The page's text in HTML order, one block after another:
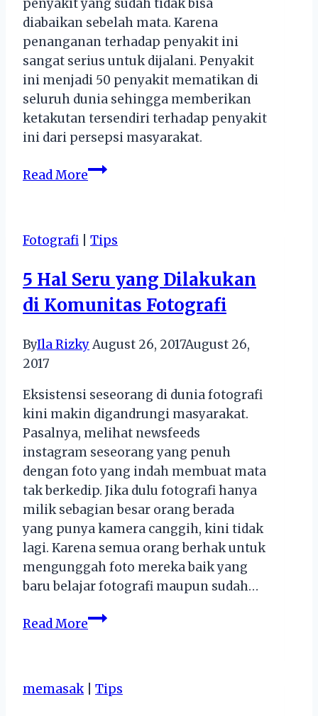
penyakit yang sudah tidak bisa
diabaikan sebelah mata. Karena
penanganan terhadap penyakit ini
sangat serius untuk dijalani. Penyakit
ini menjadi 50 penyakit mematikan di
seluruh dunia sehingga memberikan
ketakutan tersendiri terhadap penyakit
ini dari persepsi masyarakat.
Read MoreGejala
Penyebab
yang
Banyak
Fotografi Tips
5 Hal Seru yang Dilakukan
di Komunitas Fotografi
ByIla RizkyAugust 26, 2017August 26,
2017
Eksistensi seseorang di dunia fotografi
kini makin digandrungi masyarakat.
Pasalnya, melihat newsfeeds
instagram seseorang yang penuh
dengan foto yang indah membuat mata
tak berkedip. Jika dulu fotografi hanya
milik sebagian besar orang berada
yang punya kamera canggih, kini tidak
lagi. Karena semua orang berhak untuk
mengunggah foto mereka baik yang
baru belajar fotografi maupun sudah…
Read More5
Dilakukan
memasak| Tips